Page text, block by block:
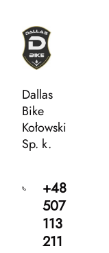
Dallas
Bike
Kołowski
Sp. k.
+48
507
113
211